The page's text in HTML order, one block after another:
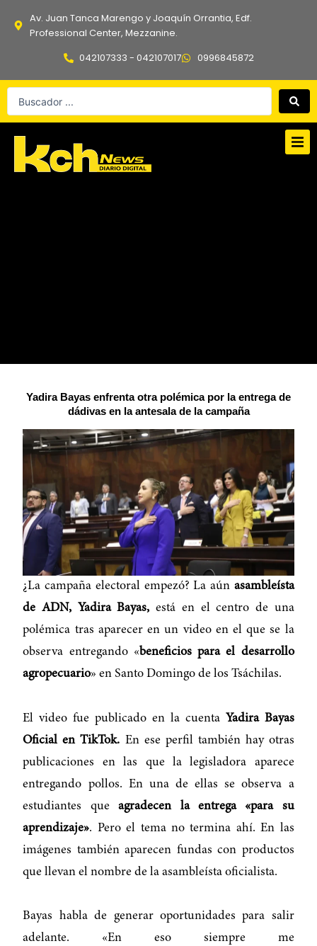
Av. Juan Tanca Marengo y Joaquín Orrantia, Edf.
Professional Center, Mezzanine.
042107333 - 042107017
0996845872
Search
Yadira Bayas enfrenta otra polémica por la entrega de
dádivas en la antesala de la campaña
¿La campaña electoral empezó? La aún asambleísta
de ADN, Yadira Bayas, está en el centro de una
polémica tras aparecer en un video en el que se la
observa entregando «beneficios para el desarrollo
agropecuario» en Santo Domingo de los Tsáchilas.
El video fue publicado en la cuenta Yadira Bayas
Oficial en TikTok. En ese perfil también hay otras
publicaciones en las que la legisladora aparece
entregando pollos. En una de ellas se observa a
estudiantes queagradecen la entrega «para su
aprendizaje». Pero el tema no termina ahí. En las
imágenes también aparecen fundas con productos
que llevan el nombre de la asambleísta oficialista.
Bayas habla de generar oportunidades para salir
adelante. «En eso siempre me